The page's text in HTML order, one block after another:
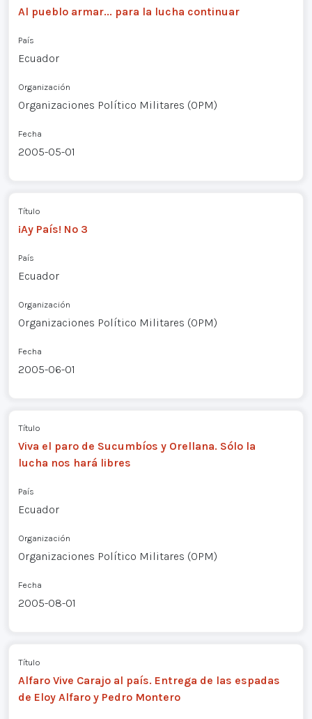
Al pueblo armar... para la lucha continuar
País
Ecuador
Organización
Organizaciones Político Militares (OPM)
Fecha
2005-05-01
Título
¡Ay País! Nº 3
País
Ecuador
Organización
Organizaciones Político Militares (OPM)
Fecha
2005-06-01
Título
Viva el paro de Sucumbíos y Orellana. Sólo la
lucha nos hará libres
País
Ecuador
Organización
Organizaciones Político Militares (OPM)
Fecha
2005-08-01
Título
Alfaro Vive Carajo al país. Entrega de las espadas
de Eloy Alfaro y Pedro Montero